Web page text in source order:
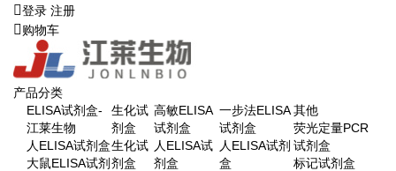
登录 注册
购物车
产品分类
ELISA试剂盒-
江莱生物
人ELISA试剂盒
大鼠ELISA试剂
生化试
剂盒
生化试
剂盒
高敏ELISA
试剂盒
人ELISA试
剂盒
一步法ELISA
试剂盒
人ELISA试剂
盒
其他
荧光定量PCR
试剂盒
标记试剂盒